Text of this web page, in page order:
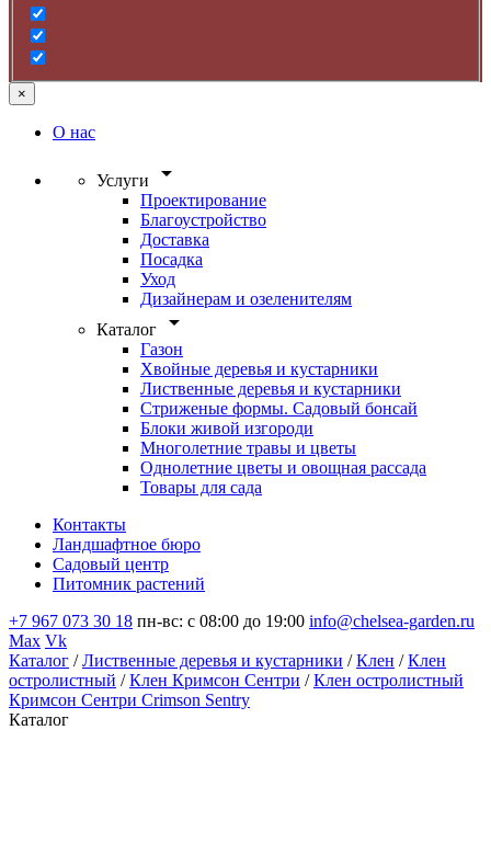
×
О нас
Услуги arrow_drop_down
Проектирование
Благоустройство
Доставка
Посадка
Уход
Дизайнерам и озеленителям
Каталог
arrow_drop_down
Газон
Хвойные деревья и кустарники
Лиственные деревья и кустарники
Стриженые формы. Садовый бонсай
Блоки живой изгороди
Многолетние травы и цветы
Однолетние цветы и овощная рассада
Товары для сада
Контакты
Ландшафтное бюро
Садовый центр
Питомник растений
+7 967 073 30 18 пн-вс: с 08:00 до 19:00 info@chelsea-garden.ru
Max Vk
Каталог /Лиственные деревья и кустарники /Клен /Клен
остролистный /Клен Кримсон Сентри /Клен остролистный
Кримсон Сентри Crimson Sentry
Каталог